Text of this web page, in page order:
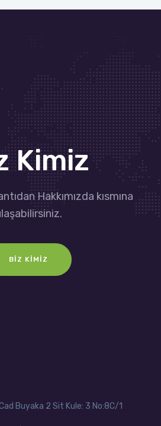
Kimiz
Hakkımızda kısmına
BIZ KIMIZ
Buyaka 2 Sit Kule: 3 No:8C/1